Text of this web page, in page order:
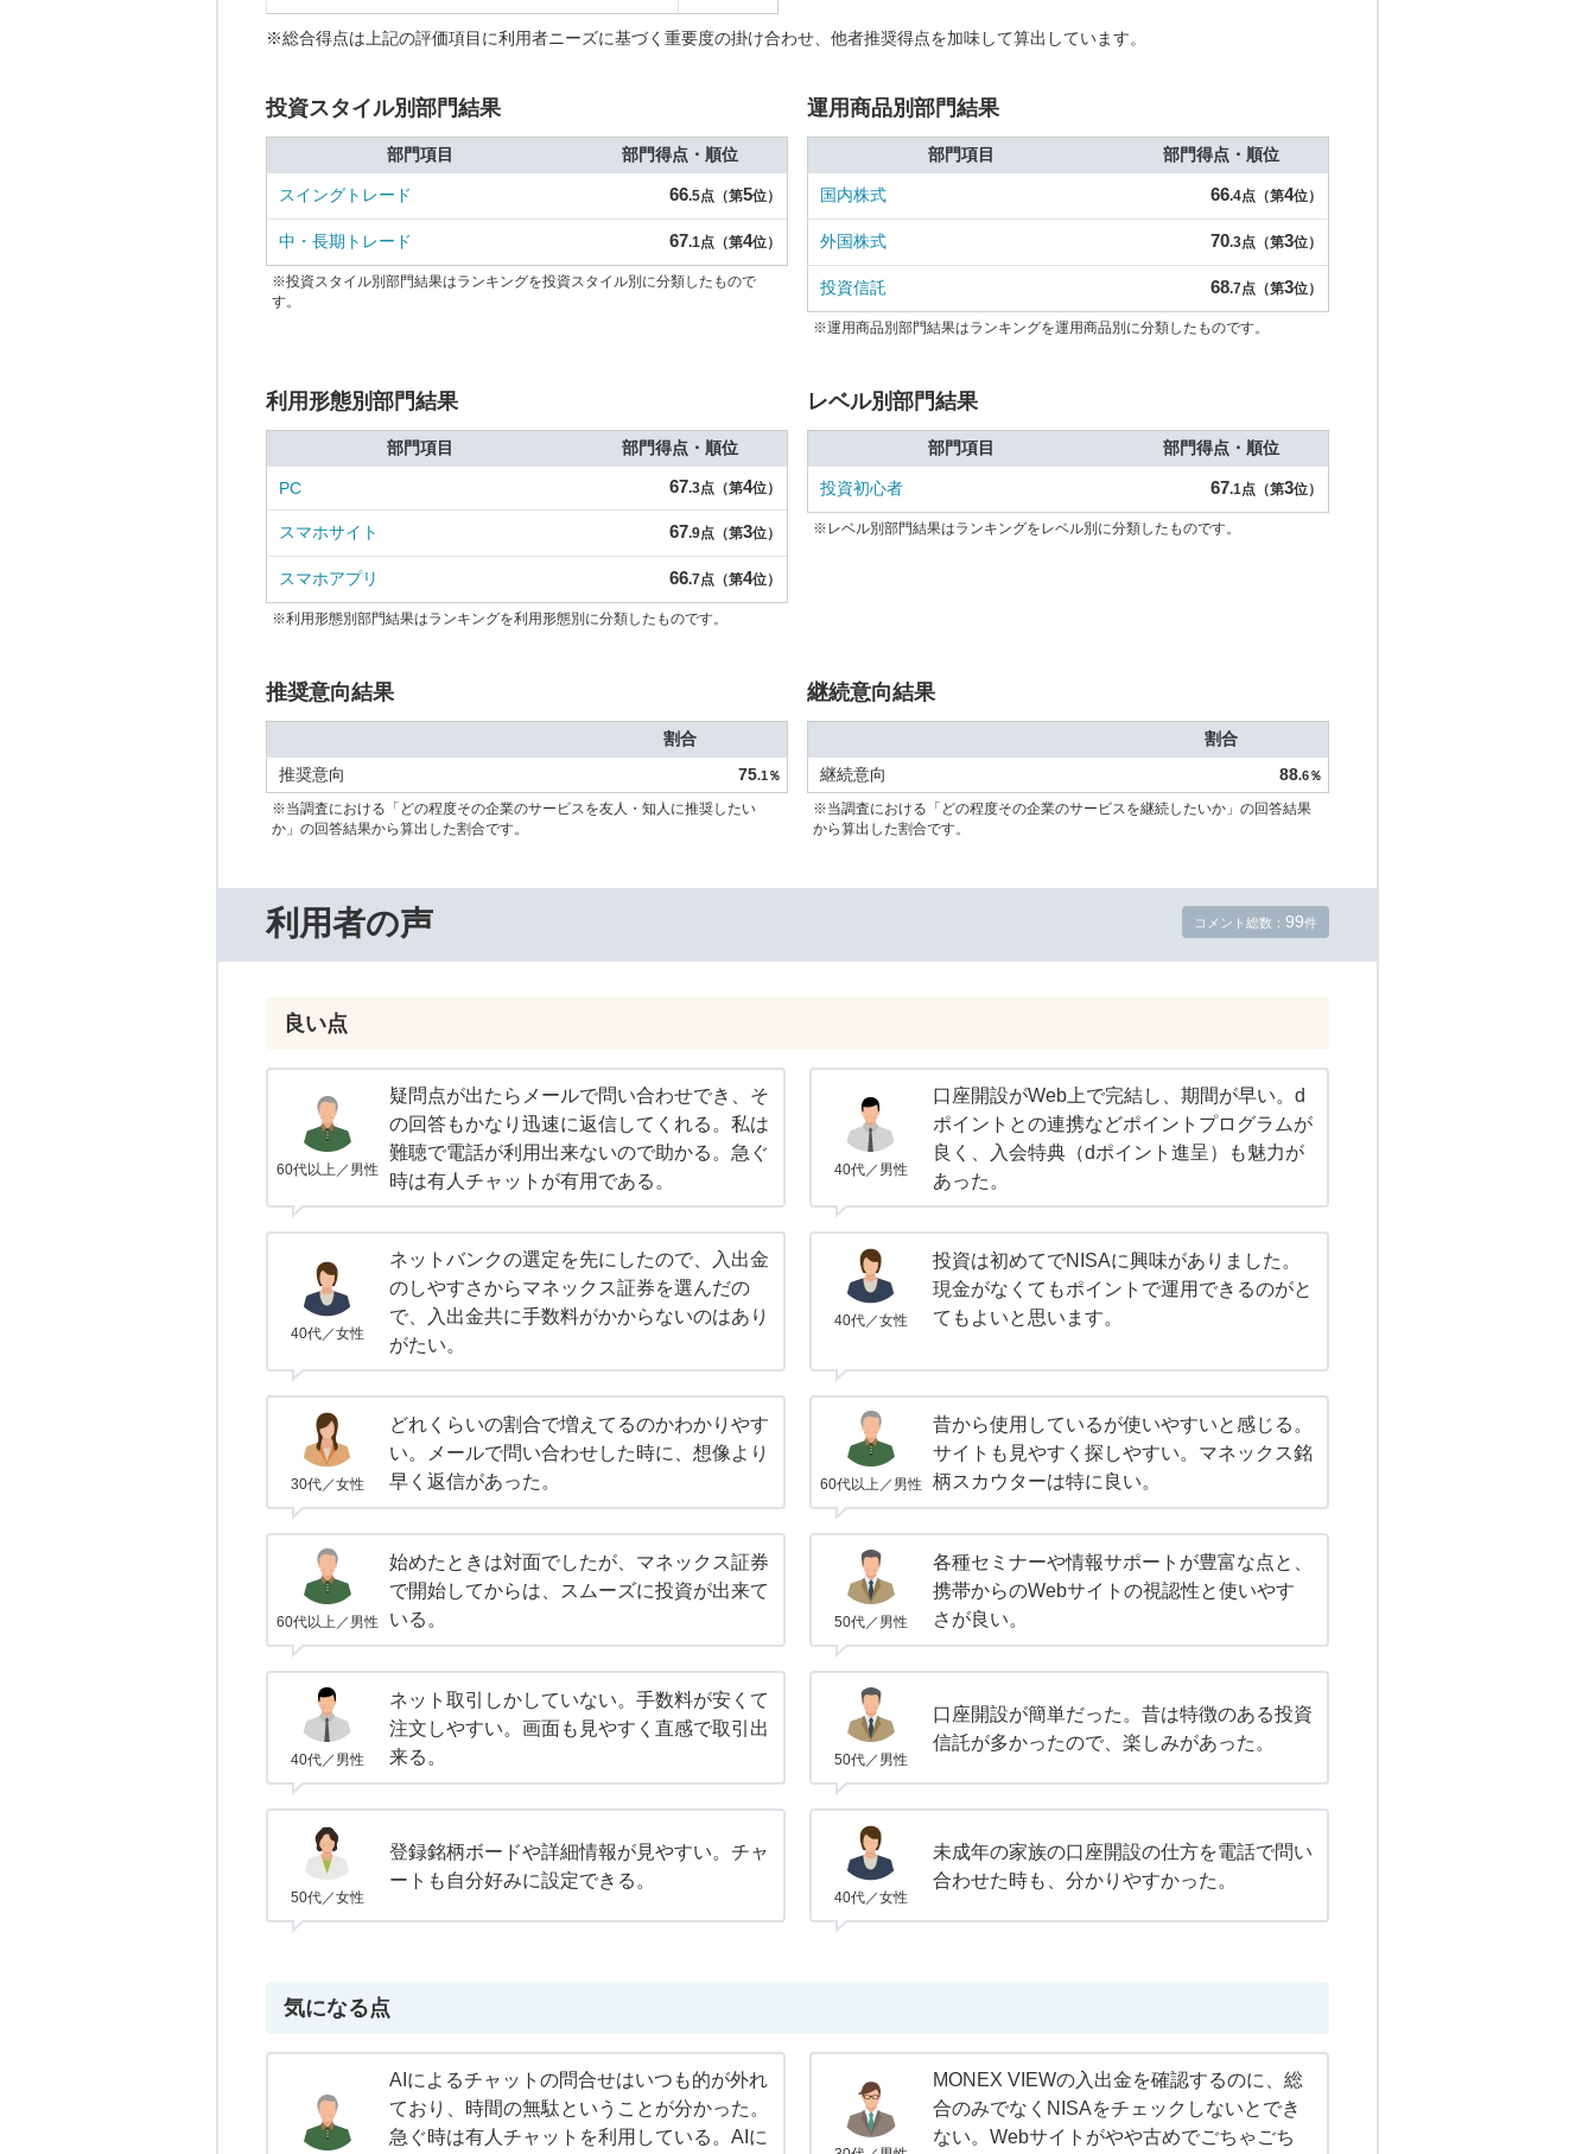
※総合得点は上記の評価項目に利用者ニーズに基づく重要度の掛け合わせ、他者推奨得点を加味して算出しています。
投資スタイル別部門結果
部門項目 部門得点・順位
スイングトレード 66.5点（第5位）
中・長期トレード 67.1点（第4位）
※投資スタイル別部門結果はランキングを投資スタイル別に分類したもので
す。
運用商品別部門結果
部門項目 部門得点・順位
国内株式 66.4点（第4位）
外国株式 70.3点（第3位）
投資信託 68.7点（第3位）
※運用商品別部門結果はランキングを運用商品別に分類したものです。
利用形態別部門結果
部門項目 部門得点・順位
PC 67.3点（第4位）
スマホサイト 67.9点（第3位）
スマホアプリ 66.7点（第4位）
※利用形態別部門結果はランキングを利用形態別に分類したものです。
レベル別部門結果
部門項目 部門得点・順位
投資初心者 67.1点（第3位）
※レベル別部門結果はランキングをレベル別に分類したものです。
推奨意向結果
割合
推奨意向
75.1％
※当調査における「どの程度その企業のサービスを友人・知人に推奨したい
か」の回答結果から算出した割合です。
継続意向結果
割合
継続意向
88.6％
※当調査における「どの程度その企業のサービスを継続したいか」の回答結果
から算出した割合です。
利用者の声 コメント総数： 99件
良い点
60代以上／男性
疑問点が出たらメールで問い合わせでき、そ
の回答もかなり迅速に返信してくれる。私は
難聴で電話が利用出来ないので助かる。急ぐ
時は有人チャットが有用である。
40代／男性
口座開設がWeb上で完結し、期間が早い。d
ポイントとの連携などポイントプログラムが
良く、入会特典（dポイント進呈）も魅力が
あった。
40代／女性
ネットバンクの選定を先にしたので、入出金
のしやすさからマネックス証券を選んだの
で、入出金共に手数料がかからないのはあり
がたい。
40代／女性
投資は初めてでNISAに興味がありました。
現金がなくてもポイントで運用できるのがと
てもよいと思います。
30代／女性
どれくらいの割合で増えてるのかわかりやす
い。メールで問い合わせした時に、想像より
早く返信があった。
60代以上／男性
昔から使用しているが使いやすいと感じる。
サイトも見やすく探しやすい。マネックス銘
柄スカウターは特に良い。
60代以上／男性
始めたときは対面でしたが、マネックス証券
で開始してからは、スムーズに投資が出来て
いる。
50代／男性
各種セミナーや情報サポートが豊富な点と、
携帯からのWebサイトの視認性と使いやす
さが良い。
40代／男性
ネット取引しかしていない。手数料が安くて
注文しやすい。画面も見やすく直感で取引出
来る。
50代／男性
口座開設が簡単だった。昔は特徴のある投資
信託が多かったので、楽しみがあった。
50代／女性
登録銘柄ボードや詳細情報が見やすい。チャ
ートも自分好みに設定できる。
40代／女性
未成年の家族の口座開設の仕方を電話で問い
合わせた時も、分かりやすかった。
気になる点
AIによるチャットの問合せはいつも的が外れ
ており、時間の無駄ということが分かった。
急ぐ時は有人チャットを利用している。AIに
MONEX VIEWの入出金を確認するのに、総
合のみでなくNISAをチェックしないとでき
ない。Webサイトがやや古めでごちゃごち